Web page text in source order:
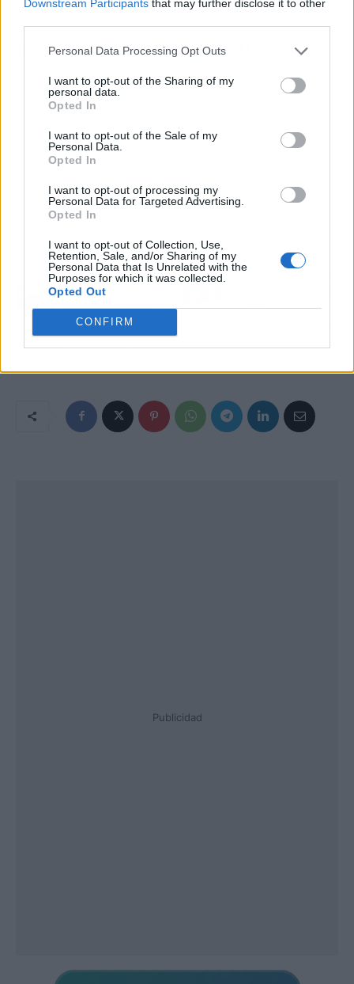
Downstream Participants that may further disclose it to other
Personal Data Processing Opt Outs
I want to opt-out of the Sharing of my
personal data.
Opted In
I want to opt-out of the Sale of my
Personal Data.
Opted In
I want to opt-out of processing my
Personal Data for Targeted Advertising.
Opted In
I want to opt-out of Collection, Use,
Retention, Sale, and/or Sharing of my
Personal Data that Is Unrelated with the
Purposes for which it was collected.
Opted Out
CONFIRM
El resumen para vagos (TL;DR)
¿Qué ha pasado?Foo Fighters regresó a España tras nueve
años con un concierto de más de dos horas en el Mad Cool.
máquina en directo, mezclando himnos eternos con su nuevo
disco.
¿Nos afecta o es solo un meme? Si eres del rock, es una cita
obligada; si no, al menos envidia la capacidad de Grohl para
Artículo anterior
El Museo Reina Sofía se
convierte en refugio
climático este verano:
Antonoff: la señal en
Publicidad